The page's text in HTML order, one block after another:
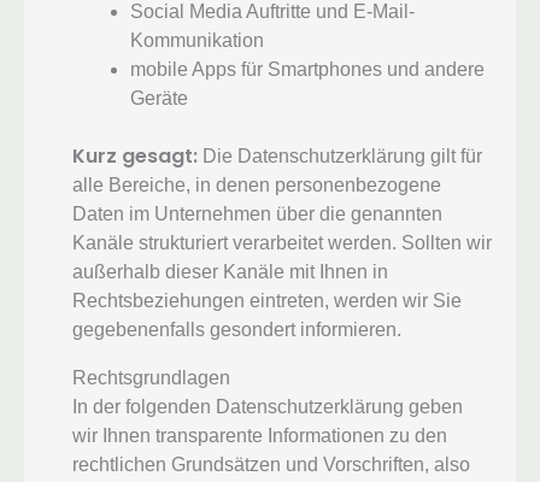
Social Media Auftritte und E-Mail-
Kommunikation
mobile Apps für Smartphones und andere
Geräte
Kurz gesagt: Die Datenschutzerklärung gilt für
alle Bereiche, in denen personenbezogene
Daten im Unternehmen über die genannten
Kanäle strukturiert verarbeitet werden. Sollten wir
außerhalb dieser Kanäle mit Ihnen in
Rechtsbeziehungen eintreten, werden wir Sie
gegebenenfalls gesondert informieren.
Rechtsgrundlagen
In der folgenden Datenschutzerklärung geben
wir Ihnen transparente Informationen zu den
rechtlichen Grundsätzen und Vorschriften, also